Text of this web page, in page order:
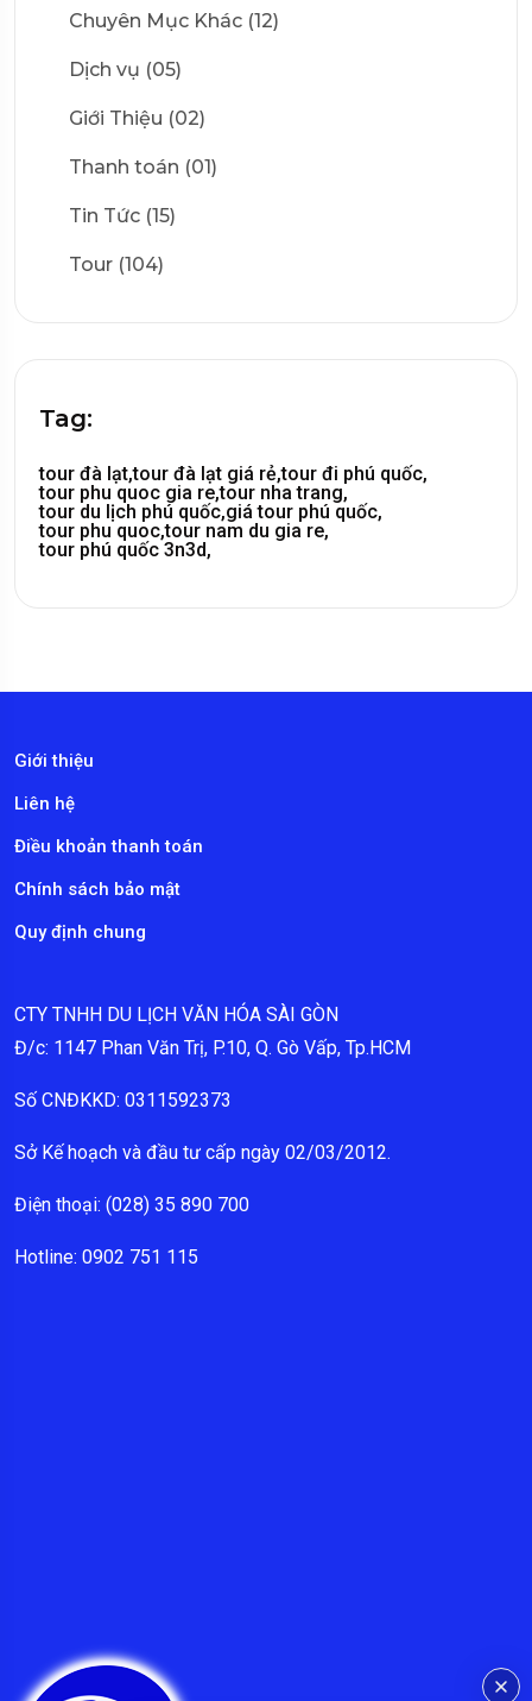
Chuyên Mục Khác (12)
Dịch vụ (05)
Giới Thiệu (02)
Thanh toán (01)
Tin Tức (15)
Tour (104)
Tag:
tour đà lạt,tour đà lạt giá rẻ,tour đi phú quốc,
tour phu quoc gia re,tour nha trang,
tour du lịch phú quốc,giá tour phú quốc,
tour phu quoc,tour nam du gia re,
tour phú quốc 3n3d,
Giới thiệu
Liên hệ
Điều khoản thanh toán
Chính sách bảo mật
Quy định chung
CTY TNHH DU LỊCH VĂN HÓA SÀI GÒN
Đ/c: 1147 Phan Văn Trị, P.10, Q. Gò Vấp, Tp.HCM
Số CNĐKKD: 0311592373
Sở Kế hoạch và đầu tư cấp ngày 02/03/2012.
Điện thoại: (028) 35 890 700
Hotline: 0902 751 115